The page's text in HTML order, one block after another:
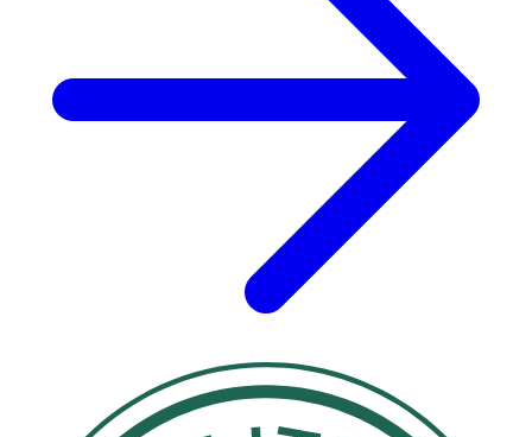
· Vid diabetes: kontakta läkare före användning.
· Endast för engångsbruk.
· Allvarliga händelser ska rapporteras till tillverkaren
Förvaras torrt och skyddat från direkt solljus, i